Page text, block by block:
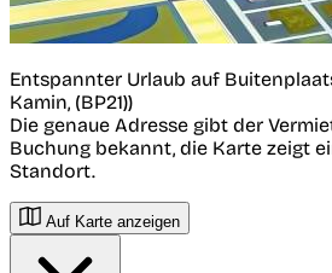
Entspannter Urlaub auf
Kamin, (BP21))
Die genaue Adresse gibt der
Buchung bekannt, die Karte zeigt
Standort.
Auf Karte anzeigen